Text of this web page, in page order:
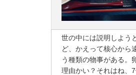
世の中には説明しよう
ど、かえって核心から
う種類の物事がある。
理由かい？それはね、